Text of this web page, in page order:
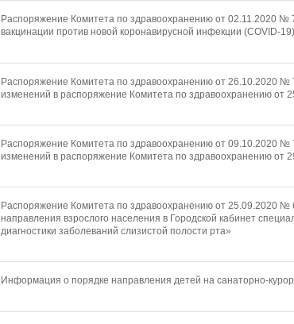
Распоряжение Комитета по здравоохранению от 02.11.2020 №
вакцинации против новой коронавирусной инфекции (COVID-
Распоряжение Комитета по здравоохранению от 26.10.2020 №
изменений в распоряжение Комитета по здравоохранению от
Распоряжение Комитета по здравоохранению от 09.10.2020 №
изменений в распоряжение Комитета по здравоохранению от
Распоряжение Комитета по здравоохранению от 25.09.2020 №
направления взрослого населения в Городской кабинет
диагностики заболеваний слизистой полости рта»
Информация о порядке направления детей на санаторно-